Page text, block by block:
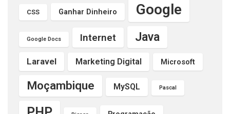
CSS Ganhar Dinheiro Google
Google Docs Internet Java
Laravel Marketing Digital Microsoft
Moçambique MySQL Pascal